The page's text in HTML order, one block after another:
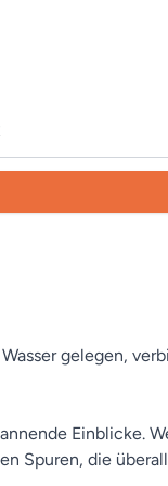
gelegen,
Einblicke.
Spuren, die